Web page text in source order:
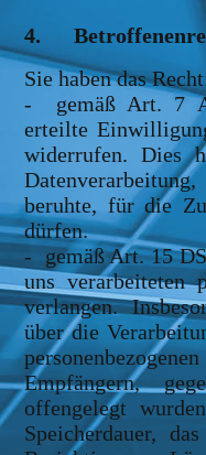
4.
Sie haben das
- gemäß Art. 7
erteilte
widerrufen. Dies
beruhte, für die
dürfen.
- gemäß Art. 15
uns verarbeiteten
verlangen.
über die
Empfängern,
offengelegt
Speicherdauer,